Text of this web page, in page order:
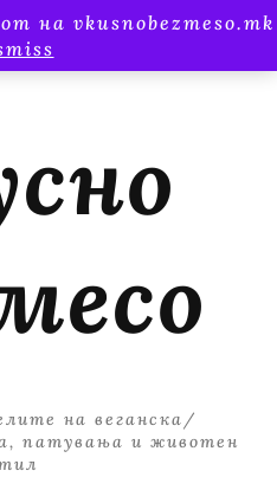
на vkusnobezmeso.mk
на веганска/
патувања и животен